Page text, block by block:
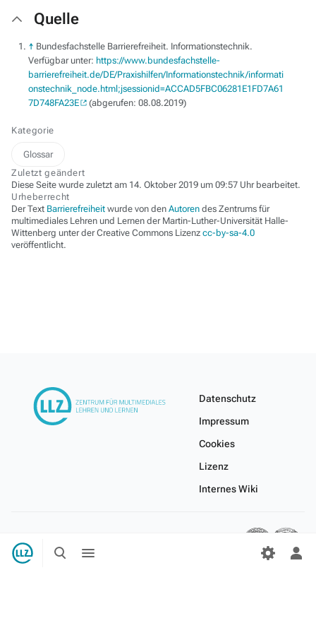
Suche
umschaltenumschalten
Quelle
↑ Bundesfachstelle Barrierefreiheit. Informationstechnik.
Verfügbar unter: https://www.bundesfachstelle-
barrierefreiheit.de/DE/Praxishilfen/Informationstechnik/informati
onstechnik_node.html;jsessionid=ACCAD5FBC06281E1FD7A61
7D748FA23E
(abgerufen: 08.08.2019)
Kategorie
Glossar
Zuletzt geändert
Diese Seite wurde zuletzt am 14. Oktober 2019 um 09:57 Uhr bearbeitet.
Urheberrecht
Der Text Barrierefreiheit wurde von den Autoren des Zentrums für
multimediales Lehren und Lernen der Martin-Luther-Universität Halle-
Wittenberg unter der Creative Commons Lizenz cc-by-sa-4.0
veröffentlicht.
Datenschutz
Impressum
Cookies
Lizenz
Internes Wiki